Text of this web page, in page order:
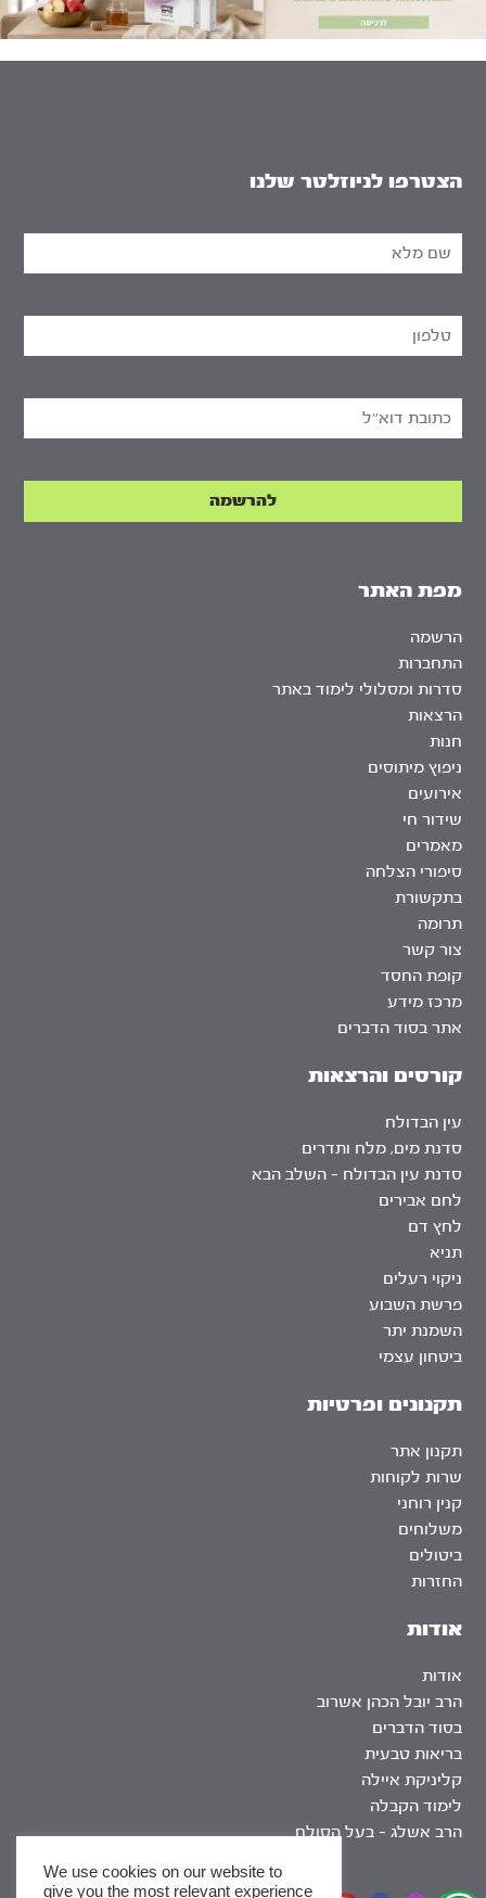
אודות
אודות
הרב יובל הכהן אשרוב
בסוד הדברים
בריאות טבעית
קליניקת איילה
לימוד הקבלה
הרב אשלג – בעל הסולם
מפת האתר
הרשמה
התחברות
סדרות ומסלולי לימוד באתר
הרצאות
חנות
ניפוץ מיתוסים
אירועים
שידור חי
מאמרים
סיפורי הצלחה
בתקשורת
תרומה
צור קשר
קופת החסד
מרכז מידע
אתר בסוד הדברים
קורסים והרצאות
עין הבדולח
סדנת מים, מלח ותדרים
סדנת עין הבדולח – השלב הבא
לחם אבירים
לחץ דם
תניא
ניקוי רעלים
פרשת השבוע
השמנת יתר
ביטחון עצמי
תקנונים ופרטיות
תקנון אתר
שרות לקוחות
קנין רוחני
משלוחים
ביטולים
החזרות
הצטרפו לניוזלטר שלנו
We use cookies on our website to
give you the most relevant experience